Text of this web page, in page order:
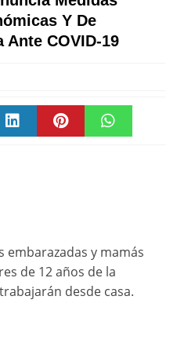
Y De
COVID-19
embarazadas y mamás
de 12 años de la
desde casa.